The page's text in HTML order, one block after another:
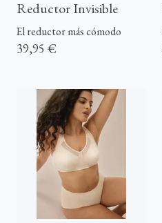
Reductor Invisible
El reductor más cómodo
39,95 €